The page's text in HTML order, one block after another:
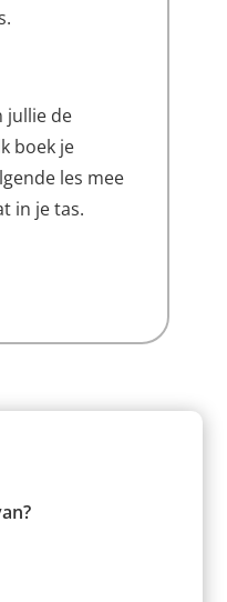
jullie de
boek je
les mee
in je tas.